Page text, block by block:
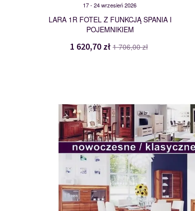
17 - 24 wrzesień 2026
LARA 1R FOTEL Z FUNKCJĄ SPANIA I
POJEMNIKIEM
1 620,70 zł 1 706,00 zł